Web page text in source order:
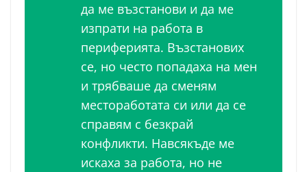
да ме възстанови и да ме
изпрати на работа в
периферията. Възстанових
се, но често попадаха на мен
и трябваше да сменям
местоработата си или да се
справям с безкрай
конфликти. Навсякъде ме
искаха за работа, но не